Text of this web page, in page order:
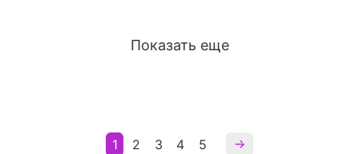
Показать еще
1 2 3 4 5